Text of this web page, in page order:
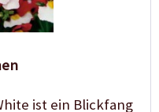
ist ein Blickfang